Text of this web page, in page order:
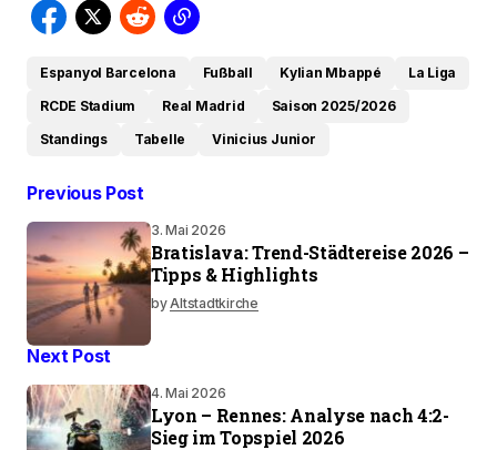
Espanyol Barcelona Fußball Kylian Mbappé
La Liga
RCDE Stadium
Real Madrid
Saison 2025/2026
Standings
Tabelle Vinicius Junior
Previous Post
3. Mai 2026
Bratislava: Trend-Städtereise 2026 –
Tipps & Highlights
byAltstadtkirche
Next Post
4. Mai 2026
Lyon – Rennes: Analyse nach 4:2-
Sieg im Topspiel 2026